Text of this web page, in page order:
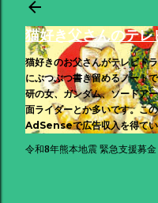
猫好き父さんのテレ
猫好きのお父さんがテレビド
にぶつぶつ書き留めるノート
研の女、ガンダム、ソードア
面ライダーとか多いです。こ
AdSenseで広告収入を得て
令和8年熊本地震 緊急支援募金